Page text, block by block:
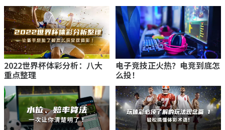
2022世界杯体彩分析：八大
重点整理
电子竞技正火热？电竞到底怎
么投！